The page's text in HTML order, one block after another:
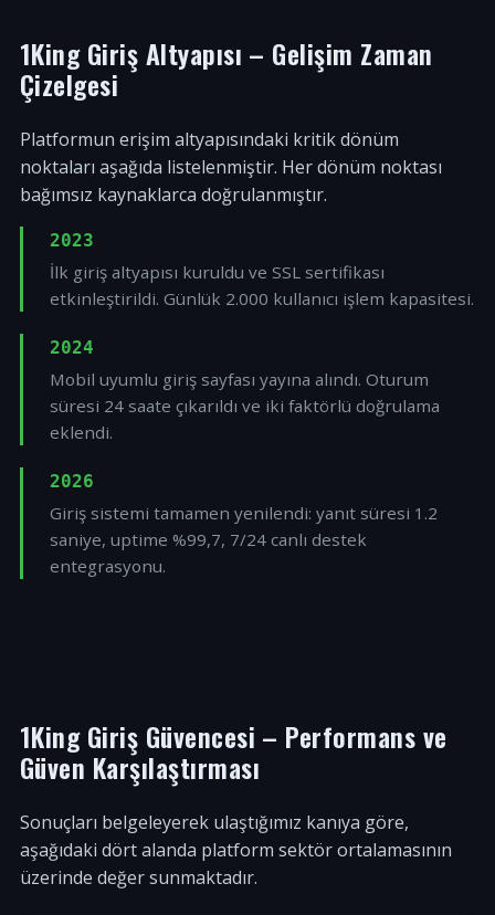
1King Giriş Altyapısı – Gelişim Zaman
Çizelgesi
Platformun erişim altyapısındaki kritik dönüm
noktaları aşağıda listelenmiştir. Her dönüm noktası
bağımsız kaynaklarca doğrulanmıştır.
2023
İlk giriş altyapısı kuruldu ve SSL sertifikası
etkinleştirildi. Günlük 2.000 kullanıcı işlem kapasitesi.
2024
Mobil uyumlu giriş sayfası yayına alındı. Oturum
süresi 24 saate çıkarıldı ve iki faktörlü doğrulama
eklendi.
2026
Giriş sistemi tamamen yenilendi: yanıt süresi 1.2
saniye, uptime %99,7, 7/24 canlı destek
entegrasyonu.
1King Giriş Güvencesi – Performans ve
Güven Karşılaştırması
Sonuçları belgeleyerek ulaştığımız kanıya göre,
aşağıdaki dört alanda platform sektör ortalamasının
üzerinde değer sunmaktadır.